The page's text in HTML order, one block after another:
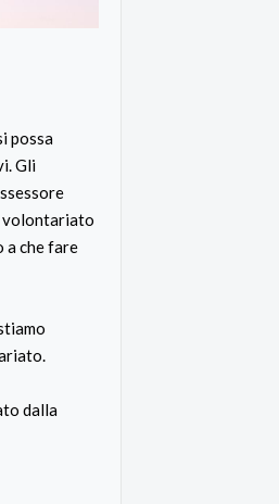
possa
Gli
volontariato
a che fare
dalla